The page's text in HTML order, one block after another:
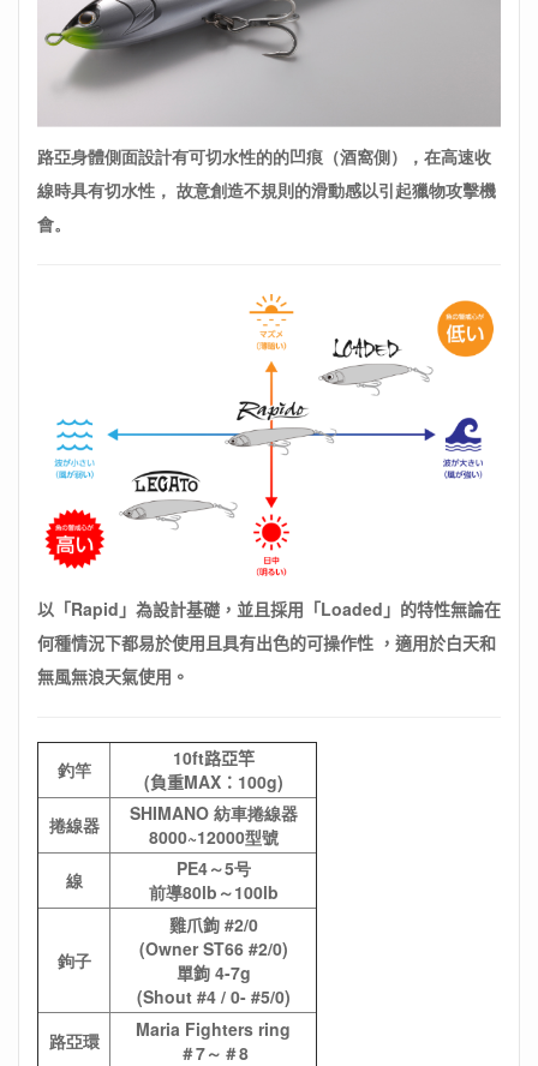
路亞身體側面設計有可切水性的的凹痕（酒窩側），在高速收
線時具有切水性， 故意創造不規則的滑動感以引起獵物攻擊機
會。
以「Rapid」為設計基礎，並且採用「Loaded」的特性無論在
何種情況下都易於使用且具有出色的可操作性 ，適用於白天和
無風無浪天氣使用。
釣竿
10ft路亞竿
(負重MAX：100g)
捲線器
SHIMANO 紡車捲線器
8000~12000型號
線
PE4～5号
前導80lb～100lb
鉤子
雞爪鉤 #2/0
(Owner ST66 #2/0)
單鉤 4-7g
(Shout #4 / 0- #5/0)
路亞環
Maria Fighters ring
＃7～＃8